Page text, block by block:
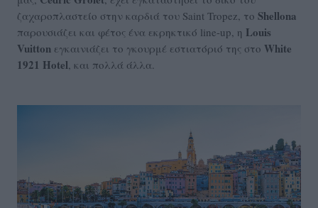
ζαχαροπλαστείο στην καρδιά του Saint Tropez, το Shellona
παρουσιάζει και φέτος ένα εκρηκτικό line-up, η Louis
Vuitton εγκαινιάζει το γκουρμέ εστιατόριό της στο White
1921 Ηotel , και πολλά άλλα.